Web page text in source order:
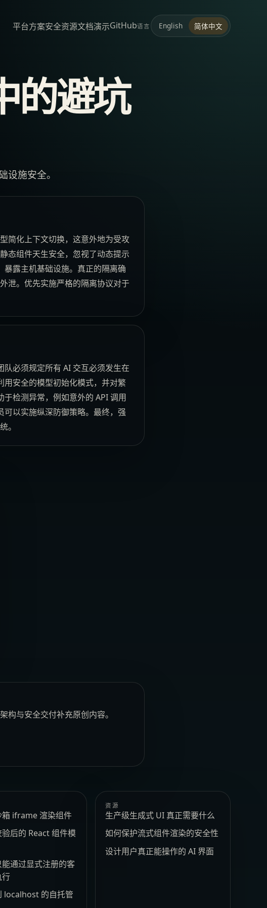
平台方案安全资源文档演示GitHub语言 English 简体中文
的避坑
施安全。
简化上下文切换，这意外地为受攻
态组件天生安全，忽视了动态提示
露主机基础设施。真正的隔离确
泄。优先实施严格的隔离协议对于
必须规定所有 AI 交互必须发生在
安全的模型初始化模式，并对繁
检测异常，例如意外的 API 调用
以实施纵深防御策略。最终，强
。
与安全交付补充原创内容。
箱 iframe 渲染组件
后的 React 组件模
通过显式注册的客
行
localhost 的自托管
资源
生产级生成式 UI 真正需要什么
如何保护流式组件渲染的安全性
设计用户真正能操作的 AI 界面